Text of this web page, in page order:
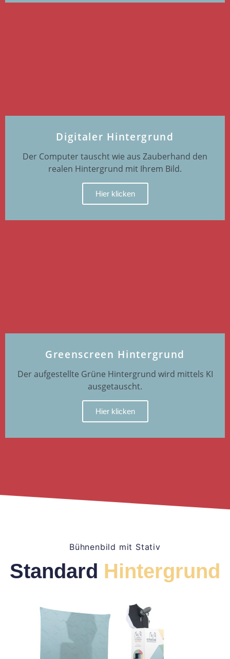
Digitaler Hintergrund
Der Computer tauscht wie aus Zauberhand den
realen Hintergrund mit Ihrem Bild.
Hier klicken
Greenscreen Hintergrund
Der aufgestellte Grüne Hintergrund wird mittels KI
ausgetauscht.
Hier klicken
Bühnenbild mit Stativ
Standard Hintergrund